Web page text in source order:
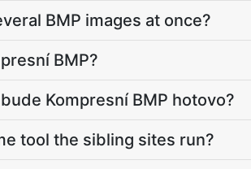
BMP images at once?
BMP?
Kompresní BMP hotovo?
tool the sibling sites run?